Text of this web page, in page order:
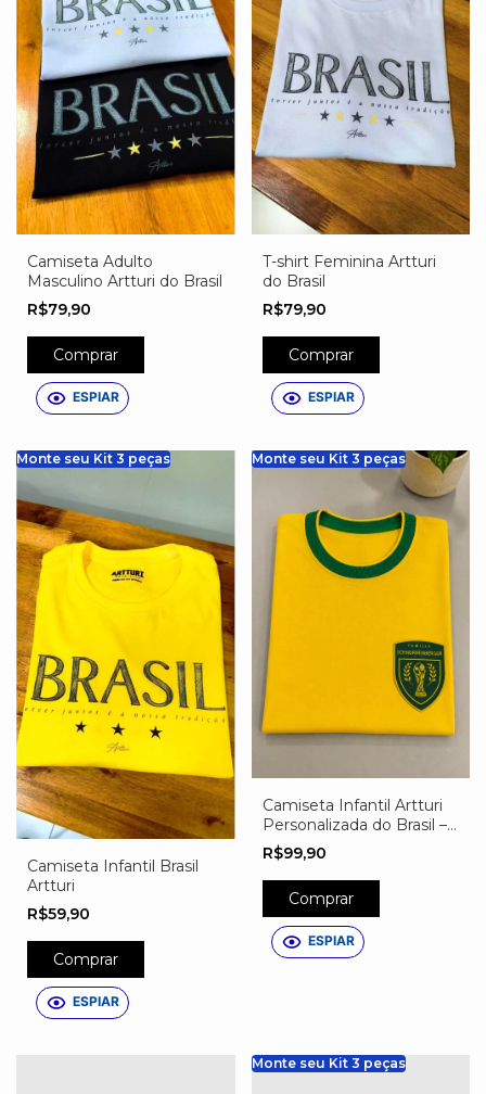
Camiseta Adulto
Masculino Artturi do Brasil
R$79,90
Comprar
ESPIAR
T-shirt Feminina Artturi
do Brasil
R$79,90
Comprar
ESPIAR
Monte seu Kit 3 peças
Camiseta Infantil Brasil
Artturi
R$59,90
Comprar
ESPIAR
Monte seu Kit 3 peças
Camiseta Infantil Artturi
Personalizada do Brasil –
Nome, Número e Escudo
Exclusivo
R$99,90
Comprar
ESPIAR
Monte seu Kit 3 peças